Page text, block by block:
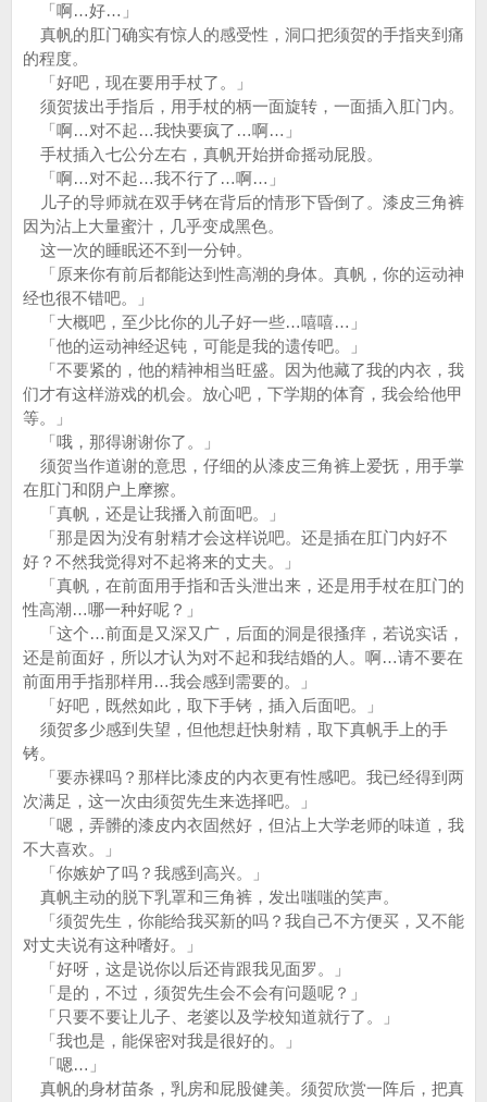
「啊…好…」
真帆的肛门确实有惊人的感受性，洞口把须贺的手指夹到痛
的程度。
「好吧，现在要用手杖了。」
须贺拔出手指后，用手杖的柄一面旋转，一面插入肛门内。
「啊…对不起…我快要疯了…啊…」
手杖插入七公分左右，真帆开始拼命摇动屁股。
「啊…对不起…我不行了…啊…」
儿子的导师就在双手铐在背后的情形下昏倒了。漆皮三角裤
因为沾上大量蜜汁，几乎变成黑色。
这一次的睡眠还不到一分钟。
「原来你有前后都能达到性高潮的身体。真帆，你的运动神
经也很不错吧。」
「大概吧，至少比你的儿子好一些…嘻嘻…」
「他的运动神经迟钝，可能是我的遗传吧。」
「不要紧的，他的精神相当旺盛。因为他藏了我的内衣，我
们才有这样游戏的机会。放心吧，下学期的体育，我会给他甲
等。」
「哦，那得谢谢你了。」
须贺当作道谢的意思，仔细的从漆皮三角裤上爱抚，用手掌
在肛门和阴户上摩擦。
「真帆，还是让我播入前面吧。」
「那是因为没有射精才会这样说吧。还是插在肛门内好不
好？不然我觉得对不起将来的丈夫。」
「真帆，在前面用手指和舌头泄出来，还是用手杖在肛门的
性高潮…哪一种好呢？」
「这个…前面是又深又广，后面的洞是很搔痒，若说实话，
还是前面好，所以才认为对不起和我结婚的人。啊…请不要在
前面用手指那样用…我会感到需要的。」
「好吧，既然如此，取下手铐，插入后面吧。」
须贺多少感到失望，但他想赶快射精，取下真帆手上的手
铐。
「要赤裸吗？那样比漆皮的内衣更有性感吧。我已经得到两
次满足，这一次由须贺先生来选择吧。」
「嗯，弄髒的漆皮内衣固然好，但沾上大学老师的味道，我
不大喜欢。」
「你嫉妒了吗？我感到高兴。」
真帆主动的脱下乳罩和三角裤，发出嗤嗤的笑声。
「须贺先生，你能给我买新的吗？我自己不方便买，又不能
对丈夫说有这种嗜好。」
「好呀，这是说你以后还肯跟我见面罗。」
「是的，不过，须贺先生会不会有问题呢？」
「只要不要让儿子、老婆以及学校知道就行了。」
「我也是，能保密对我是很好的。」
「嗯…」
真帆的身材苗条，乳房和屁股健美。须贺欣赏一阵后，把真